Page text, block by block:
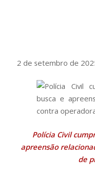
2 de setembro de
Polícia Civil
apreensão
de